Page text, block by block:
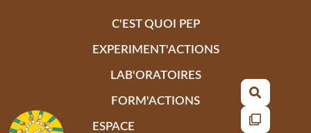
C'EST QUOI PEP
EXPERIMENT'ACTIONS
LAB'ORATOIRES
FORM'ACTIONS
ESPACE